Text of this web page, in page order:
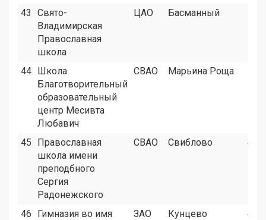
43
Свято-
Владимирская
Православная
школа
ЦАО Басманный
44 Школа
Благотворительный
образовательный
центр Месивта
Любавич
СВАО Марьина Роща
45
Православная
школа имени
преподбного
Сергия
Радонежского
СВАО Свиблово 4
46
Гимназия во имя
ЗАО Кунцево 4